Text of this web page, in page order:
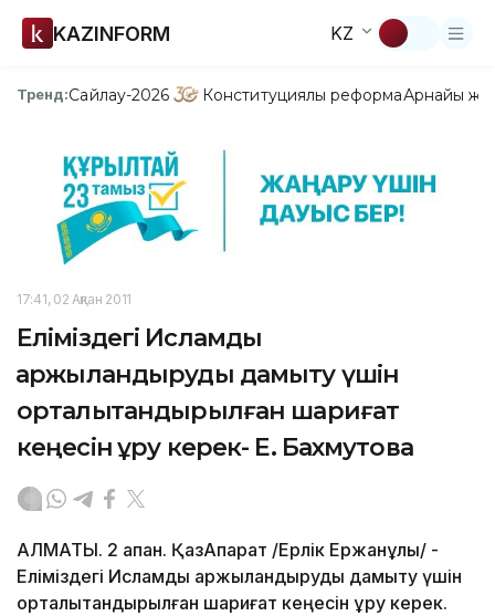
KAZINFORM KZ
Тренд:Сайлау-2026 Конституциялық реформаАрнайы
17:41, 02 Ақпан 2011
Еліміздегі Исламдық
қаржыландыруды дамыту үшін
орталықтандырылған шариғат
кеңесін құру керек- Е. Бахмутова
АЛМАТЫ. 2 ақпан. ҚазАқпарат /Ерлік Ержанұлы/ -
Еліміздегі Исламдық қаржыландыруды дамыту үшін
орталықтандырылған шариғат кеңесін құру керек.